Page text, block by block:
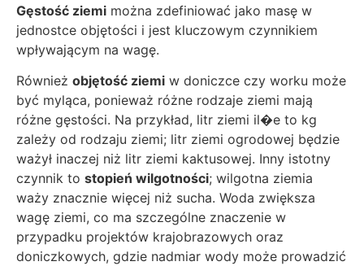
Gęstość ziemi można zdefiniować jako masę w
jednostce objętości i jest kluczowym czynnikiem
wpływającym na wagę.
Również objętość ziemi w doniczce czy worku może
być myląca, ponieważ różne rodzaje ziemi mają
różne gęstości. Na przykład, litr ziemi il�e to kg
zależy od rodzaju ziemi; litr ziemi ogrodowej będzie
ważył inaczej niż litr ziemi kaktusowej. Inny istotny
czynnik to stopień wilgotności; wilgotna ziemia
waży znacznie więcej niż sucha. Woda zwiększa
wagę ziemi, co ma szczególne znaczenie w
przypadku projektów krajobrazowych oraz
doniczkowych, gdzie nadmiar wody może prowadzić